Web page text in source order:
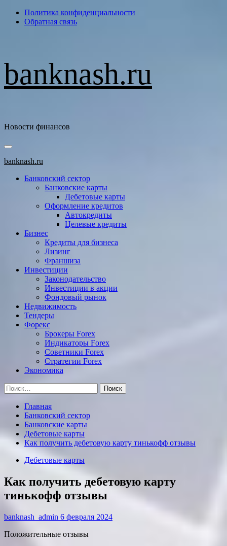
ПерейтиПолитика конфиденциальности
Обратная связь
banknash.ru
Новости финансов
Основное
меню
banknash.ru
Банковский сектор
Банковские карты
Дебетовые карты
Оформление кредитов
Автокредиты
Целевые кредиты
Бизнес
Кредиты для бизнеса
Лизинг
Франшиза
Инвестиции
Законодательство
Инвестиции в акции
Фондовый рынок
Недвижимость
Тендеры
Форекс
Брокеры Forex
Индикаторы Forex
Советники Forex
Стратегии Forex
Экономика
Найти:
Главная
Банковский сектор
Банковские карты
Дебетовые карты
Как получить дебетовую карту тинькофф отзывы
Дебетовые карты
Как получить дебетовую карту
тинькофф отзывы
banknash_admin 6 февраля 2024
Положительные отзывы